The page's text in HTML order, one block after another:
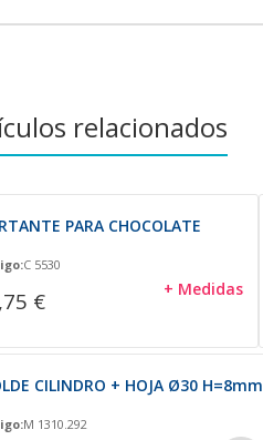
relacionados
PARA CHOCOLATE
C 5530
€ + Medidas
CILINDRO + HOJA Ø30 H=8mm
M 1310.292